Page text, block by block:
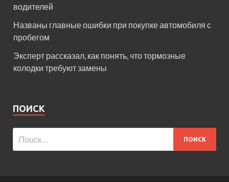
водителей
Названы главные ошибки при покупке автомобиля с
пробегом
Эксперт рассказал, как понять, что тормозные
колодки требуют замены
ПОИСК